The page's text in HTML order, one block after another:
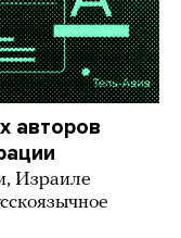
авторов
Израиле